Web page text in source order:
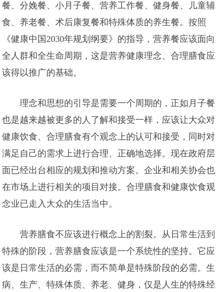
餐、分娩餐、小月子餐、营养工作餐、健身餐、儿童辅
食、养老餐、术后康复餐和特殊体质的养生餐。按照
《健康中国2030年规划纲要》的指导，营养餐应该面向
全人群和全生命周期，这是营养健康理念、合理膳食应
该得以推广的基础。
理念和思想的引导是需要一个周期的，正如月子餐
也是越来越被更多的人了解和接受一样，应该让大众对
健康饮食、合理膳食有个观念上的认可和接受，同时对
满足自己的需求上进行合理、正确地选择。现在政府层
面已经出台相应的规划和推动方案。企业和相关协会也
在市场上进行相关的项目对接。合理膳食和健康饮食观
念业已走入大众的生活当中。
营养膳食不应该进行概念上的割裂。从日常生活到
特殊的阶段，营养膳食应该是一个系统性的坚持。它应
该是日常生活的必需，而不简单是特殊阶段的必需。生
病、生产、特殊体质、养老、健身，仅是人生的特殊经